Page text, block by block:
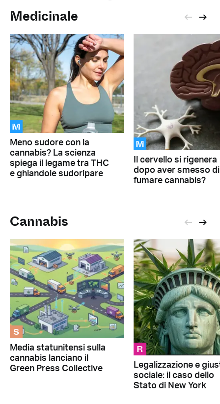
Medicinale
M
Meno sudore con la
cannabis? La scienza
spiega il legame tra THC
e ghiandole sudoripare
M
Il cervello si rigenera
dopo aver smesso di
fumare cannabis?
Cannabis
S
Media statunitensi sulla
cannabis lanciano il
Green Press Collective
R
Legalizzazione e
sociale: il caso dello
Stato di New York